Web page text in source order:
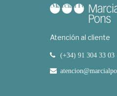
Atención al cliente
(+34) 91 304 33 03